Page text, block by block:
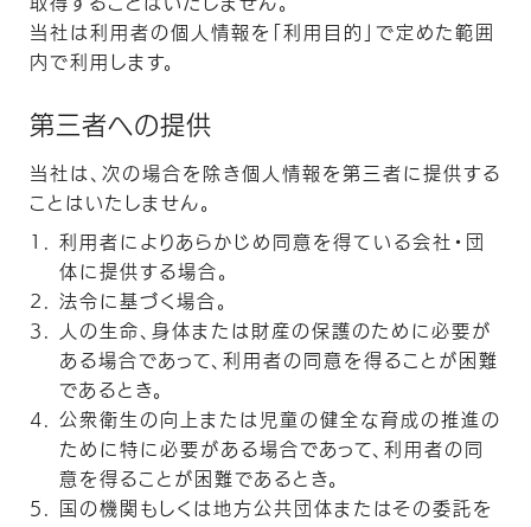
当社は利用者の個人情報を「利用目的」で定めた範囲
内で利用します。
第三者への提供
当社は、次の場合を除き個人情報を第三者に提供する
ことはいたしません。
利用者によりあらかじめ同意を得ている会社・団
体に提供する場合。
法令に基づく場合。
人の生命、身体または財産の保護のために必要が
ある場合であって、利用者の同意を得ることが困難
であるとき。
公衆衛生の向上または児童の健全な育成の推進の
ために特に必要がある場合であって、利用者の同
意を得ることが困難であるとき。
国の機関もしくは地方公共団体またはその委託を